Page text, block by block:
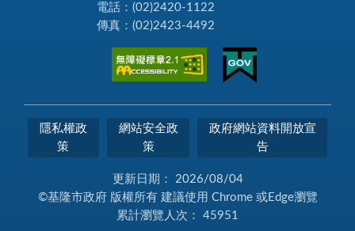
電話：(02)2420-1122
傳真：(02)2423-4492
隱私權政
策
網站安全政
策
政府網站資料開放宣
告
更新日期： 2026/08/04
©基隆市政府 版權所有 建議使用 Chrome 或Edge瀏覽
累計瀏覽人次： 45951